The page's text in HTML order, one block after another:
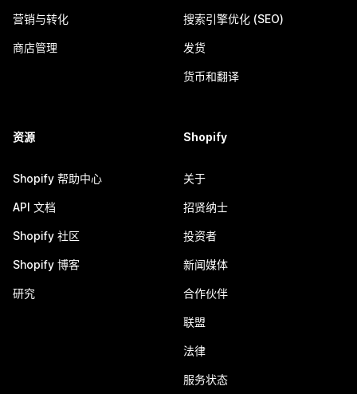
营销与转化
商店管理
搜索引擎优化 (SEO)
发货
货币和翻译
资源
Shopify 帮助中心
API 文档
Shopify 社区
Shopify 博客
研究
Shopify
关于
招贤纳士
投资者
新闻媒体
合作伙伴
联盟
法律
服务状态